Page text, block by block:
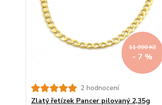
11 990 Kč
- 7 %
2 hodnocení
Zlatý řetízek Pancer pilovaný 2,35g